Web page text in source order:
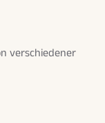
verschiedener